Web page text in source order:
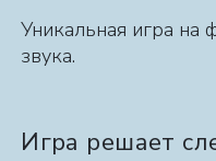
Уникальная игра на
звука.
Игра решает